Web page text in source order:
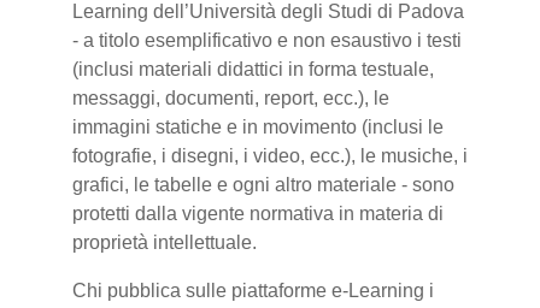
Learning dell’Università degli Studi di Padova
- a titolo esemplificativo e non esaustivo i testi
(inclusi materiali didattici in forma testuale,
messaggi, documenti, report, ecc.), le
immagini statiche e in movimento (inclusi le
fotografie, i disegni, i video, ecc.), le musiche, i
grafici, le tabelle e ogni altro materiale - sono
protetti dalla vigente normativa in materia di
proprietà intellettuale.
Chi pubblica sulle piattaforme e-Learning i